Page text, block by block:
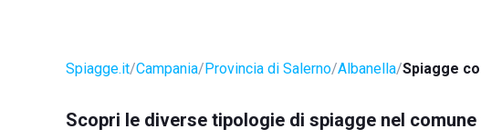
Spiagge.it Campania Provincia di Salerno Albanella Spiagge
Scopri le diverse tipologie di spiagge nel comune